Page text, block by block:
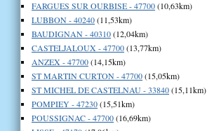
FARGUES SUR OURBISE - 47700(10,63km)
LUBBON - 40240(11,53km)
BAUDIGNAN - 40310(12,04km)
CASTELJALOUX - 47700(13,77km)
ANZEX - 47700(14,15km)
ST MARTIN CURTON - 47700(15,05km)
ST MICHEL DE CASTELNAU - 33840(15,11km)
POMPIEY - 47230(15,51km)
POUSSIGNAC - 47700(16,69km)